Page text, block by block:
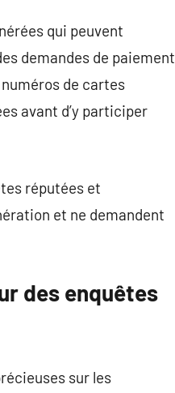
qui peuvent
demandes de paiement
de cartes
avant d’y participer
réputées et
et ne demandent
des enquêtes
sur les